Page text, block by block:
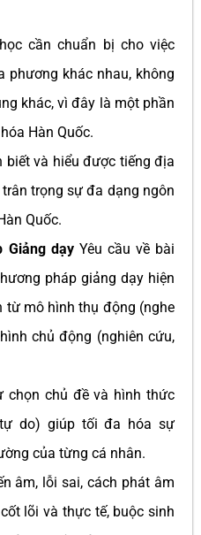
cần chuẩn bị cho việc
phương khác nhau, không
khác, vì đây là một phần
Hàn Quốc.
biết và hiểu được tiếng địa
trọng sự đa dạng ngôn
Quốc.
Giảng dạyYêu cầu về bài
pháp giảng dạy hiện
từ mô hình thụ động (nghe
chủ động (nghiên cứu,
chọn chủ đề và hình thức
do) giúp tối đa hóa sự
của từng cá nhân.
âm, lỗi sai, cách phát âm
lõi và thực tế, buộc sinh